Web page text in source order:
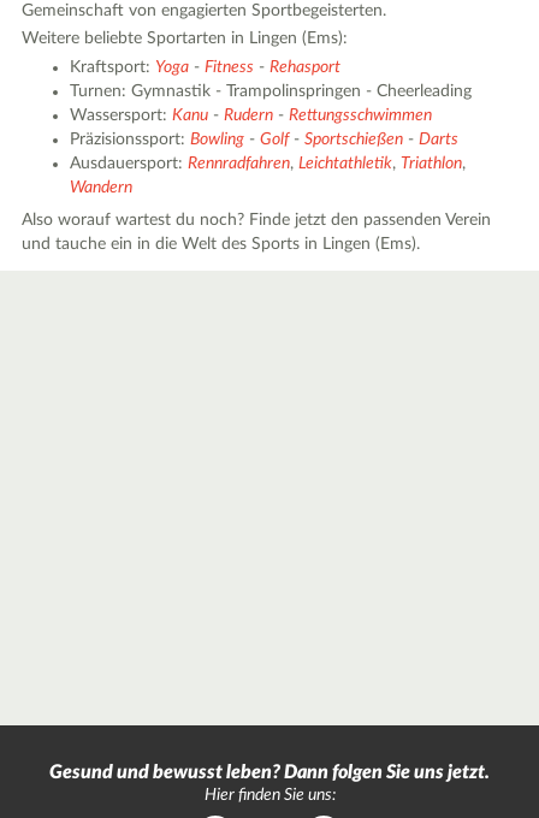
Gemeinschaft von engagierten Sportbegeisterten.
Weitere beliebte Sportarten in Lingen (Ems):
Kraftsport: Yoga -Fitness -Rehasport
Turnen: Gymnastik - Trampolinspringen - Cheerleading
Wassersport:Kanu -Rudern -Rettungsschwimmen
Präzisionssport:Bowling -Golf-Sportschießen -Darts
Ausdauersport:Rennradfahren,Leichtathletik,Triathlon,
Wandern
Also worauf wartest du noch? Finde jetzt den passenden Verein
und tauche ein in die Welt des Sports in Lingen (Ems).
Gesund und bewusst leben? Dann folgen Sie uns jetzt.
Hier finden Sie uns: